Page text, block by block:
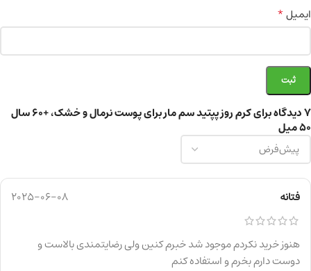
7 دیدگاه برای کرم روز پپتید سم مار برای پوست نرمال و خشک، +60 سال
50 میل
فتانه 2025-06-08
هنوز خرید نکردم موجود شد خبرم کنین ولی رضایتمندی بالاست و
دوست دارم بخرم و استفاده کنم
ایمیل*